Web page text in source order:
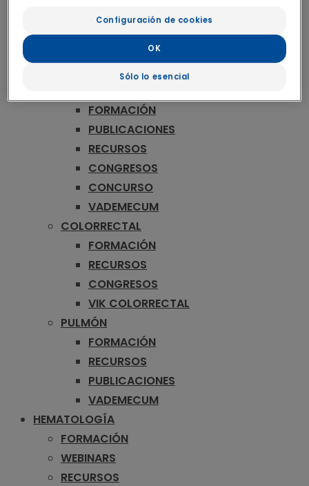
RECURSOS
CONGRESOS
CONCURSO
VADEMECUM
FORMACIÓN
PUBLICACIONES
RECURSOS
CONGRESOS
CONCURSO
VADEMECUM
COLORRECTAL
FORMACIÓN
RECURSOS
CONGRESOS
VIK COLORRECTAL
PULMÓN
FORMACIÓN
RECURSOS
PUBLICACIONES
VADEMECUM
HEMATOLOGÍA
FORMACIÓN
WEBINARS
RECURSOS
Configuración de cookies
Sólo lo esencial
OK